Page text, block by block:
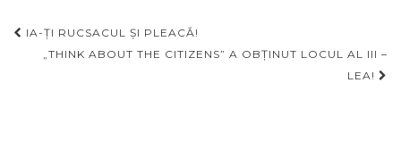
Navigare
articole
IA-ȚI RUCSACUL ȘI PLEACĂ!
„THINK ABOUT THE CITIZENS” A OBȚINUT LOCUL AL III –
LEA!